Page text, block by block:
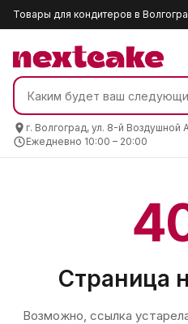
Товары для кондитеров в
г. Волгоград, ул. 8-й Воздушной
Ежедневно 10:00 – 20:00
Страница
Возможно, ссылка